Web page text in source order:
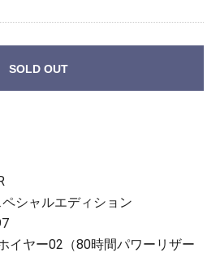
SOLD OUT
シャルエディション
イヤー02（80時間パワーリザー